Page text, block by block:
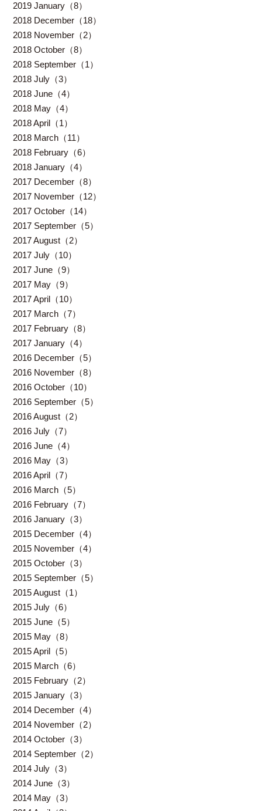
2019 January（8）
2018 December（18）
2018 November（2）
2018 October（8）
2018 September（1）
2018 July（3）
2018 June（4）
2018 May（4）
2018 April（1）
2018 March（11）
2018 February（6）
2018 January（4）
2017 December（8）
2017 November（12）
2017 October（14）
2017 September（5）
2017 August（2）
2017 July（10）
2017 June（9）
2017 May（9）
2017 April（10）
2017 March（7）
2017 February（8）
2017 January（4）
2016 December（5）
2016 November（8）
2016 October（10）
2016 September（5）
2016 August（2）
2016 July（7）
2016 June（4）
2016 May（3）
2016 April（7）
2016 March（5）
2016 February（7）
2016 January（3）
2015 December（4）
2015 November（4）
2015 October（3）
2015 September（5）
2015 August（1）
2015 July（6）
2015 June（5）
2015 May（8）
2015 April（5）
2015 March（6）
2015 February（2）
2015 January（3）
2014 December（4）
2014 November（2）
2014 October（3）
2014 September（2）
2014 July（3）
2014 June（3）
2014 May（3）